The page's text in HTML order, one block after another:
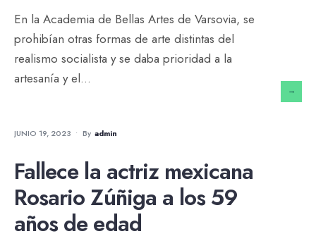
En la Academia de Bellas Artes de Varsovia, se
prohibían otras formas de arte distintas del
realismo socialista y se daba prioridad a la
artesanía y el...
→
JUNIO 19, 2023 • By Admin
Fallece la actriz mexicana
Rosario Zúñiga a los 59
años de edad